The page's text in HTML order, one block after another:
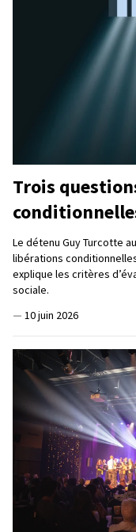
Trois
Le détenu Guy Turcotte
libérations
explique les critères
sociale.
— 10 juin 2026